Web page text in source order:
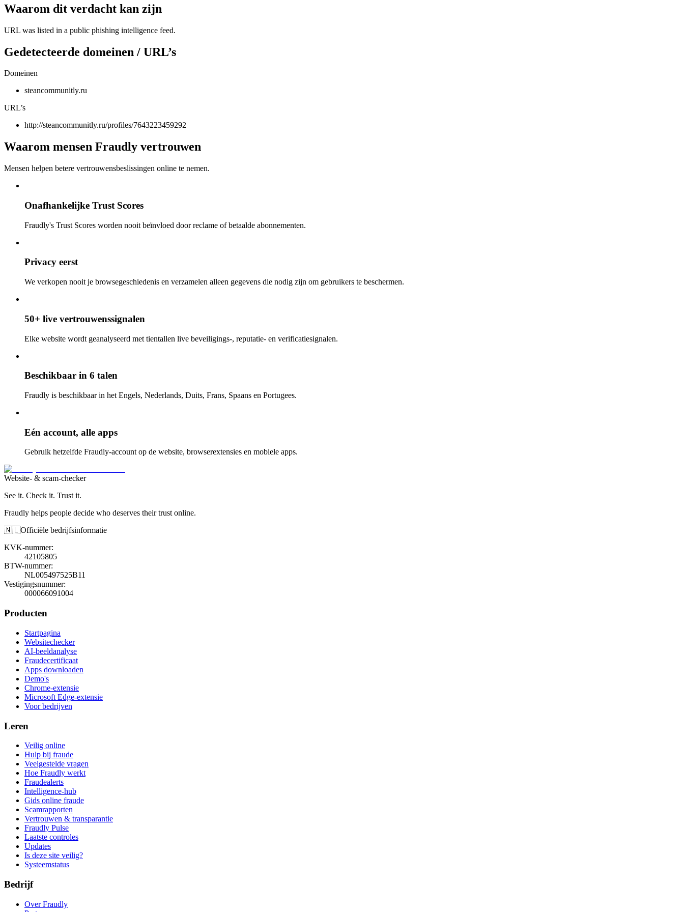
Waarom dit verdacht kan zijn
URL was listed in a public phishing intelligence feed.
Gedetecteerde domeinen / URL’s
Domeinen
steancommunitly.ru
URL’s
http://steancommunitly.ru/profiles/7643223459292
Waarom mensen Fraudly vertrouwen
Mensen helpen betere vertrouwensbeslissingen online te nemen.
Onafhankelijke Trust Scores
Fraudly's Trust Scores worden nooit beïnvloed door reclame of betaalde abonnementen.
Privacy eerst
We verkopen nooit je browsegeschiedenis en verzamelen alleen gegevens die nodig zijn om gebruikers te beschermen.
50+ live vertrouwenssignalen
Elke website wordt geanalyseerd met tientallen live beveiligings-, reputatie- en verificatiesignalen.
Beschikbaar in 6 talen
Fraudly is beschikbaar in het Engels, Nederlands, Duits, Frans, Spaans en Portugees.
Eén account, alle apps
Gebruik hetzelfde Fraudly-account op de website, browserextensies en mobiele apps.
Website- & scam-checker
See it. Check it. Trust it.
Fraudly helps people decide who deserves their trust online.
🇳🇱Officiële bedrijfsinformatie
KVK-nummer:
42105805
BTW-nummer:
NL005497525B11
Vestigingsnummer:
000066091004
Producten
Startpagina
Websitechecker
AI-beeldanalyse
Fraudecertificaat
Apps downloaden
Demo's
Chrome-extensie
Microsoft Edge-extensie
Voor bedrijven
Leren
Veilig online
Hulp bij fraude
Veelgestelde vragen
Hoe Fraudly werkt
Fraudealerts
Intelligence-hub
Gids online fraude
Scamrapporten
Vertrouwen & transparantie
Fraudly Pulse
Laatste controles
Updates
Is deze site veilig?
Systeemstatus
Bedrijf
Over Fraudly